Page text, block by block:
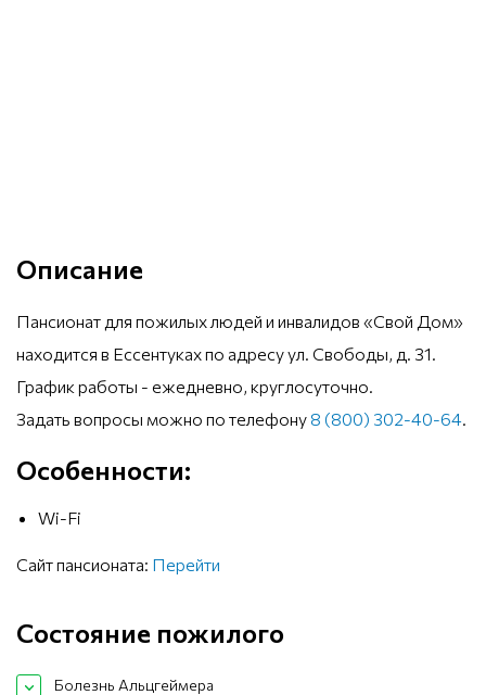
Описание
Пансионат для пожилых людей и инвалидов «Свой Дом»
находится в Ессентуках по адресу ул. Свободы, д. 31.
График работы - ежедневно, круглосуточно.
Задать вопросы можно по телефону 8 (800) 302-40-64
Особенности:
Wi-Fi
Сайт пансионата: Перейти
Состояние пожилого
Болезнь Альцгеймера